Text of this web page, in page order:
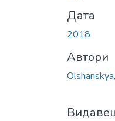
Дата
2018
Автори